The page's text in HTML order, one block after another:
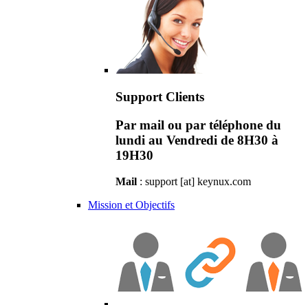
Support Clients
Par mail ou par téléphone du
lundi au Vendredi de 8H30 à
19H30
Mail : support [at] keynux.com
Mission et Objectifs